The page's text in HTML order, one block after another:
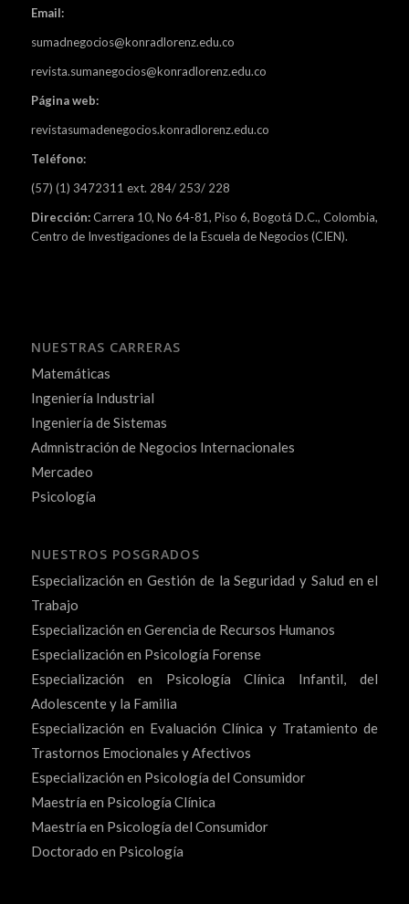
Email:
sumadnegocios@konradlorenz.edu.co
revista.sumanegocios@konradlorenz.edu.co
Página web:
revistasumadenegocios.konradlorenz.edu.co
Teléfono:
(57) (1) 3472311 ext. 284/ 253/ 228
Dirección:Carrera 10, No 64-81, Piso 6, Bogotá D.C., Colombia,
Centro de Investigaciones de la Escuela de Negocios (CIEN).
NUESTRAS CARRERAS
Matemáticas
Ingeniería Industrial
Ingeniería de Sistemas
Admnistración de Negocios Internacionales
Mercadeo
Psicología
NUESTROS POSGRADOS
Especialización en Gestión de la Seguridad y Salud en el
Trabajo
Especialización en Gerencia de Recursos Humanos
Especialización en Psicología Forense
Especialización en Psicología Clínica Infantil, del
Adolescente y la Familia
Especialización en Evaluación Clínica y Tratamiento de
Trastornos Emocionales y Afectivos
Especialización en Psicología del Consumidor
Maestría en Psicología Clínica
Maestría en Psicología del Consumidor
Doctorado en Psicología